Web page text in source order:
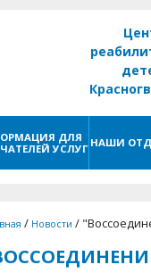
ДЛЯ
УСЛУГ НАШИ
/ Новости /